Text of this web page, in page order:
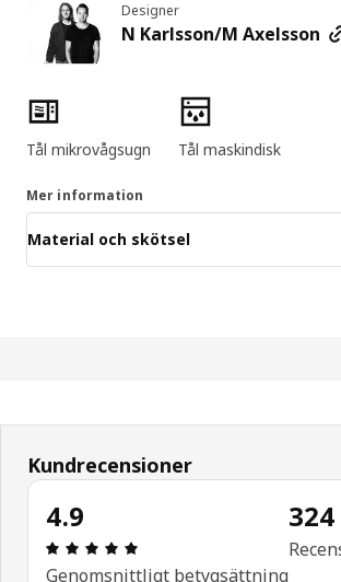
Designer
N Karlsson/M Axelsson
Produktens egenskaper
Tål mikrovågsugn Tål maskindisk
Mer information
Material och skötsel
Kundrecensioner
4.9
Recension: 4.9 utav 5
Genomsnittligt betygsättning
324